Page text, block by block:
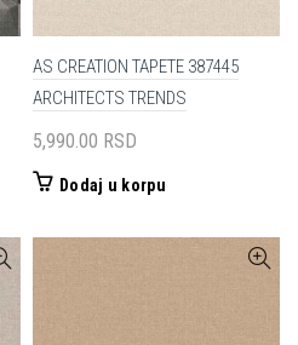
AS CREATION TAPETE 387445
ARCHITECTS TRENDS
5,990.00 RSD
Dodaj u korpu